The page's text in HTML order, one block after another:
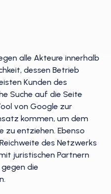
alle Akteure innerhalb
dessen Betrieb
Kunden des
Suche auf die Seite
von Google zur
kommen, um dem
zu entziehen. Ebenso
des Netzwerks
juristischen Partnern
die